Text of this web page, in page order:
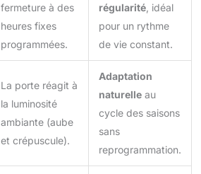
porte remonte
automatiquement et
blessure ou tout animal
fermeture, il est normal
que la porte effectue un
léger rebond avant de se
refermer : c’est le
système anti-pincement
qui fonctionne.)
fermeture à des
heures fixes
programmées.
régularité , idéal
pour un rythme
de vie constant.
La porte réagit à
la luminosité
ambiante (aube
et crépuscule).
Adaptation
naturelle au
cycle des saisons
sans
reprogrammation.